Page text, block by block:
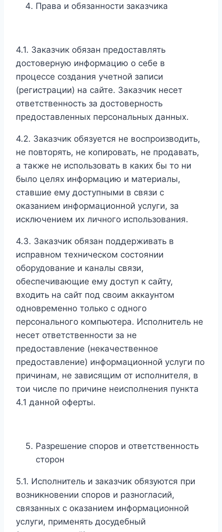
Права и обязанности заказчика
4.1. Заказчик обязан предоставлять
достоверную информацию о себе в
процессе создания учетной записи
(регистрации) на сайте. Заказчик несет
ответственность за достоверность
предоставленных персональных данных.
4.2. Заказчик обязуется не воспроизводить,
не повторять, не копировать, не продавать,
а также не использовать в каких бы то ни
было целях информацию и материалы,
ставшие ему доступными в связи с
оказанием информационной услуги, за
исключением их личного использования.
4.3. Заказчик обязан поддерживать в
исправном техническом состоянии
оборудование и каналы связи,
обеспечивающие ему доступ к сайту,
входить на сайт под своим аккаунтом
одновременно только с одного
персонального компьютера. Исполнитель не
несет ответственности за не
предоставление (некачественное
предоставление) информационной услуги по
причинам, не зависящим от исполнителя, в
тои числе по причине неисполнения пункта
4.1 данной оферты.
Разрешение споров и ответственность
сторон
5.1. Исполнитель и заказчик обязуются при
возникновении споров и разногласий,
связанных с оказанием информационной
услуги, применять досудебный